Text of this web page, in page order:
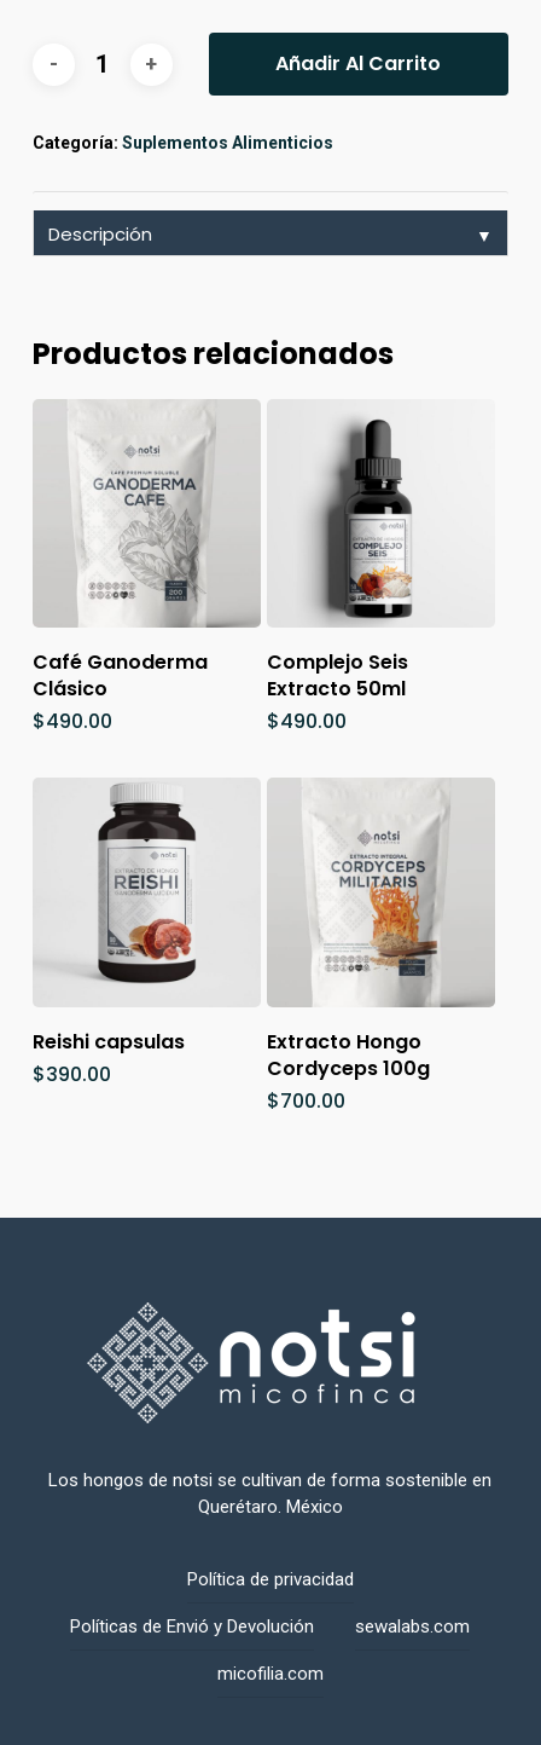
Añadir Al Carrito
Categoría: Suplementos Alimenticios
Descripción ▼
Productos relacionados
Añadir Al Carrito
Café Ganoderma
Clásico
$490.00
Añadir Al Carrito
Complejo Seis
Extracto 50ml
$490.00
Añadir Al Carrito
Reishi capsulas
$390.00
Añadir Al Carrito
Extracto Hongo
Cordyceps 100g
$700.00
Los hongos de notsi se cultivan de forma sostenible en
Querétaro. México
Política de privacidad
Políticas de Envió y Devolución sewalabs.com
micofilia.com